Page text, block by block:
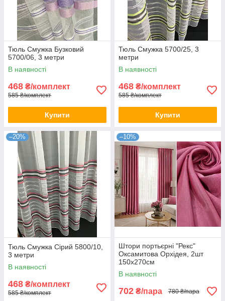
Тюль Смужка Бузковий
5700/06, 3 метри
В наявності
468 ₴/комплект
585 ₴/комплект
Купити
Тюль Смужка 5700/25, 3
метри
В наявності
468 ₴/комплект
585 ₴/комплект
Купити
–20%
Тюль Смужка Сірий 5800/10,
3 метри
В наявності
468 ₴/комплект
585 ₴/комплект
–10%
Штори портьєрні "Рекс"
Оксамитова Орхідея, 2шт
150х270см
В наявності
702 ₴/пара 780 ₴/пара